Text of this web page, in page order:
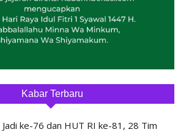
Kabar Terbaru
ke-76 dan HUT RI ke-81, 28 Tim